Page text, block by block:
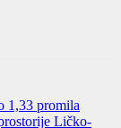
1,33 promila
Ličko-